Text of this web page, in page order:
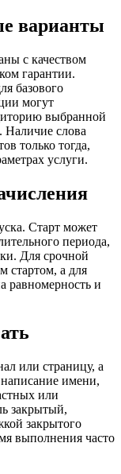
варианты
с качеством
гарантии.
базового
могут
выбранной
Наличие слова
только тогда,
услуги.
Старт может
периода,
Для срочной
стартом, а для
равномерность и
или страницу, а
имени,
или
закрытый,
закрытого
выполнения часто